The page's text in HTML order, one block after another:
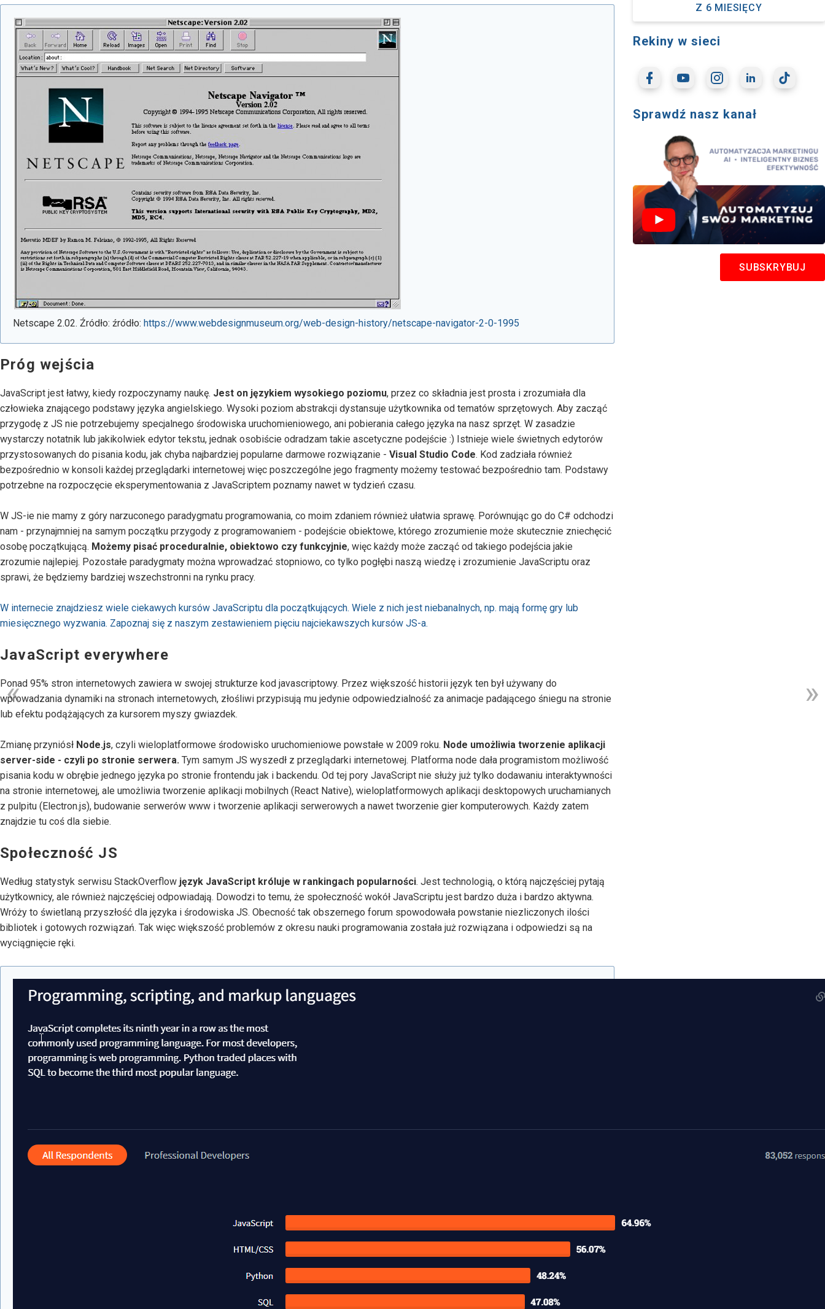
Netscape 2.02. Źródło: źródło: https://www.webdesignmuseum.org/web-design-history/netscape-navigator-2-0-1995
Próg wejścia
JavaScript jest łatwy, kiedy rozpoczynamy naukę. Jest on językiem wysokiego poziomu, przez co składnia jest prosta i zrozumiała dla
człowieka znającego podstawy języka angielskiego. Wysoki poziom abstrakcji dystansuje użytkownika od tematów sprzętowych. Aby zacząć
przygodę z JS nie potrzebujemy specjalnego środowiska uruchomieniowego, ani pobierania całego języka na nasz sprzęt. W zasadzie
wystarczy notatnik lub jakikolwiek edytor tekstu, jednak osobiście odradzam takie ascetyczne podejście :) Istnieje wiele świetnych edytorów
przystosowanych do pisania kodu, jak chyba najbardziej popularne darmowe rozwiązanie - Visual Studio Code. Kod zadziała również
bezpośrednio w konsoli każdej przeglądarki internetowej więc poszczególne jego fragmenty możemy testować bezpośrednio tam. Podstawy
potrzebne na rozpoczęcie eksperymentowania z JavaScriptem poznamy nawet w tydzień czasu.
W JS-ie nie mamy z góry narzuconego paradygmatu programowania, co moim zdaniem również ułatwia sprawę. Porównując go do C# odchodzi
nam - przynajmniej na samym początku przygody z programowaniem - podejście obiektowe, którego zrozumienie może skutecznie zniechęcić
osobę początkującą. Możemy pisać proceduralnie, obiektowo czy funkcyjnie, więc każdy może zacząć od takiego podejścia jakie
zrozumie najlepiej. Pozostałe paradygmaty można wprowadzać stopniowo, co tylko pogłębi naszą wiedzę i zrozumienie JavaScriptu oraz
sprawi, że będziemy bardziej wszechstronni na rynku pracy.
W internecie znajdziesz wiele ciekawych kursów JavaScriptu dla początkujących. Wiele z nich jest niebanalnych, np. mają formę gry lub
miesięcznego wyzwania. Zapoznaj się z naszym zestawieniem pięciu najciekawszych kursów JS-a.
JavaScript everywhere
Ponad 95% stron internetowych zawiera w swojej strukturze kod javascriptowy. Przez większość historii język ten był używany do
wprowadzania dynamiki na stronach internetowych, złośliwi przypisują mu jedynie odpowiedzialność za animacje padającego śniegu na stronie
lub efektu podążających za kursorem myszy gwiazdek.
Zmianę przyniósł Node.js, czyli wieloplatformowe środowisko uruchomieniowe powstałe w 2009 roku. Node umożliwia tworzenie aplikacji
server-side - czyli po stronie serwera. Tym samym JS wyszedł z przeglądarki internetowej. Platforma node dała programistom możliwość
pisania kodu w obrębie jednego języka po stronie frontendu jak i backendu. Od tej pory JavaScript nie służy już tylko dodawaniu interaktywności
na stronie internetowej, ale umożliwia tworzenie aplikacji mobilnych (React Native), wieloplatformowych aplikacji desktopowych uruchamianych
z pulpitu (Electron.js), budowanie serwerów www i tworzenie aplikacji serwerowych a nawet tworzenie gier komputerowych. Każdy zatem
znajdzie tu coś dla siebie.
Społeczność JS
Według statystyk serwisu StackOverflow język JavaScript króluje w rankingach popularności. Jest technologią, o którą najczęściej pytają
użytkownicy, ale również najczęściej odpowiadają. Dowodzi to temu, że społeczność wokół JavaScriptu jest bardzo duża i bardzo aktywna.
Wróży to świetlaną przyszłość dla języka i środowiska JS. Obecność tak obszernego forum spowodowała powstanie niezliczonych ilości
bibliotek i gotowych rozwiązań. Tak więc większość problemów z okresu nauki programowania została już rozwiązana i odpowiedzi są na
wyciągnięcie ręki.
Z 6 MIESIĘCY
Rekiny w sieci
Sprawdź nasz kanał
SUBSKRYBUJ